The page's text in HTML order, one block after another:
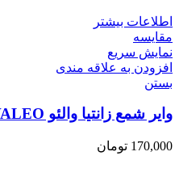
اطلاعات بیشتر
مقایسه
نمایش سریع
افزودن به علاقه مندی
بستن
وایر شمع زانتیا والئو VALEO
170,000 تومان